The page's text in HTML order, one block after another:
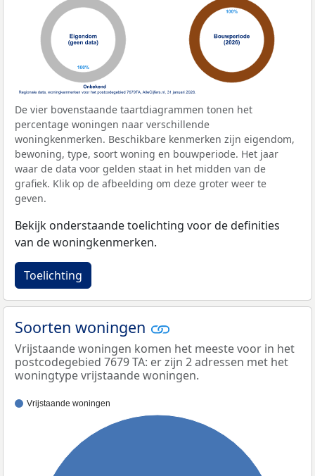
De vier bovenstaande taartdiagrammen tonen het
percentage woningen naar verschillende
woningkenmerken. Beschikbare kenmerken zijn eigendom,
bewoning, type, soort woning en bouwperiode. Het jaar
waar de data voor gelden staat in het midden van de
grafiek. Klik op de afbeelding om deze groter weer te
geven.
Bekijk onderstaande toelichting voor de definities
van de woningkenmerken.
Toelichting
Soorten woningen
Vrijstaande woningen komen het meeste voor in het
postcodegebied 7679 TA: er zijn 2 adressen met het
woningtype vrijstaande woningen.
Vrijstaande woningen